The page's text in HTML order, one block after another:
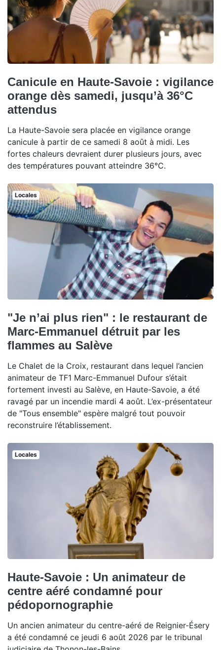
Canicule en Haute-Savoie : vigilance
orange dès samedi, jusqu’à 36°C
attendus
La Haute-Savoie sera placée en vigilance orange
canicule à partir de ce samedi 8 août à midi. Les
fortes chaleurs devraient durer plusieurs jours, avec
des températures pouvant atteindre 36°C.
Locales
"Je n’ai plus rien" : le restaurant de
Marc-Emmanuel détruit par les
flammes au Salève
Le Chalet de la Croix, restaurant dans lequel l’ancien
animateur de TF1 Marc-Emmanuel Dufour s’était
fortement investi au Salève, en Haute-Savoie, a été
ravagé par un incendie mardi 4 août. L’ex-présentateur
de "Tous ensemble" espère malgré tout pouvoir
reconstruire l’établissement.
Locales
Haute-Savoie : Un animateur de
centre aéré condamné pour
pédopornographie
Un ancien animateur du centre-aéré de Reignier-Ésery
a été condamné ce jeudi 6 août 2026 par le tribunal